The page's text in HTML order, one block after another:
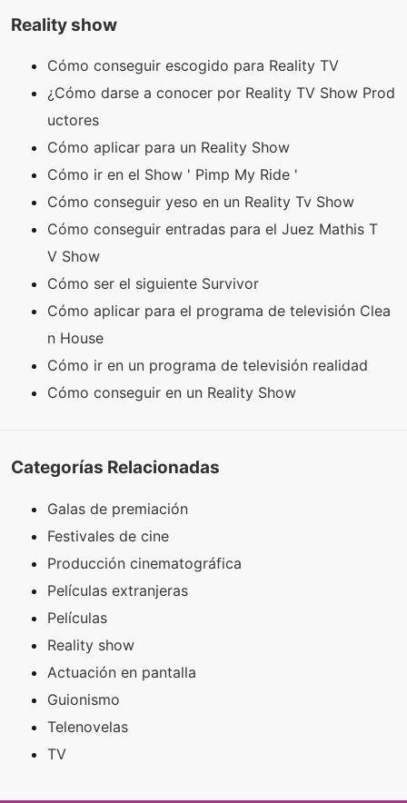
Reality show
Cómo conseguir escogido para Reality TV
¿Cómo darse a conocer por Reality TV Show Prod
uctores
Cómo aplicar para un Reality Show
Cómo ir en el Show ' Pimp My Ride '
Cómo conseguir yeso en un Reality Tv Show
Cómo conseguir entradas para el Juez Mathis T
V Show
Cómo ser el siguiente Survivor
Cómo aplicar para el programa de televisión Clea
n House
Cómo ir en un programa de televisión realidad
Cómo conseguir en un Reality Show
Categorías Relacionadas
Galas de premiación
Festivales de cine
Producción cinematográfica
Películas extranjeras
Películas
Reality show
Actuación en pantalla
Guionismo
Telenovelas
TV